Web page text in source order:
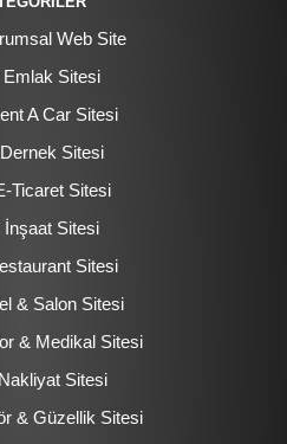
Web Site
Emlak Sitesi
A Car Sitesi
Sitesi
Ticaret Sitesi
İnşaat Sitesi
Sitesi
& Salon Sitesi
& Medikal Sitesi
Sitesi
& Güzellik Sitesi